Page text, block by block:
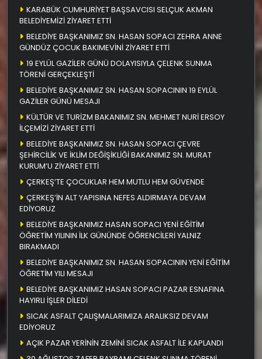
KARABÜK CUMHURİYET BAŞSAVCISI SELÇUK AKMAN
BELEDİYEMİZİ ZİYARET ETTİ
BELEDİYE BAŞKANIMIZ SN. HASAN SOPACI ZEHRA ANNE
GÜNDÜZ ÇOCUK BAKIMEVİNİ ZİYARET ETTİ
19 EYLÜL GAZİLER GÜNÜ DOLAYISIYLA ÇELENK SUNMA
TÖRENİ GERÇEKLEŞTİ
BELEDİYE BAŞKANIMIZ SN. HASAN SOPACININ 19 EYLÜL
GAZİLER GÜNÜ MESAJI
KÜLTÜR VE TURİZM BAKANIMIZ SN. MEHMET NURİ ERSOY
İLÇEMİZİ ZİYARET ETTİ
BELEDİYE BAŞKANIMIZ SN. HASAN SOPACI ÇEVRE
ŞEHİRCİLİK VE İKLİM DEĞİŞİKLİĞİ BAKANIMIZ SN. MURAT
KURUM’U ZİYARET ETTİ
ÇERKEŞ’TE ÇOCUKLAR HEM MUTLU HEM GÜVENDE
ÇERKEŞ’İN ALT YAPISINA NEFES ALDIRMAYA DEVAM
EDİYORUZ
BELEDİYE BAŞKANIMIZ HASAN SOPACI YENİ EĞİTİM
ÖĞRETİM YILININ İLK GÜNÜNDE ÖĞRENCİLERİ YALNIZ
BIRAKMADI
BELEDİYE BAŞKANIMIZ SN. HASAN SOPACININ YENİ EĞİTİM
ÖĞRETİM YILI MESAJI
BELEDİYE BAŞKANIMIZ HASAN SOPACI PAZAR ESNAFINA
HAYIRLI İŞLER DİLEDİ
SICAK ASFALT ÇALIŞMALARIMIZA ARALIKSIZ DEVAM
EDİYORUZ
AÇIK PAZAR YERİNİN ZEMİNİ SICAK ASFALT İLE KAPLANDI